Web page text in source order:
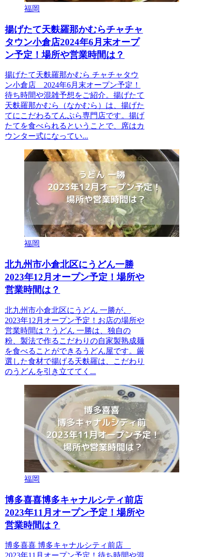
福岡
揚げたて天麩羅那かむらチャチャ
タウン小倉店2024年6月末オープ
ン予定！場所や営業時間は？
揚げたて天麩羅那かむら チャチャタウ
ン小倉店 2024年6月末オープン予定！
待ち時間や混雑予想をご紹介。揚げたて
天麩羅那かむら（なかむら）は、揚げた
てにこだわるてんぷら専門店です。揚げ
たてを食べられるということで、席はカ
ウンター式になってい...
福岡
北九州市小倉北区にうどん一勝
2023年12月オープン予定！場所や
営業時間は？
北九州市小倉北区にうどん 一勝が、
2023年12月オープン予定！お店の場所や
営業時間は？うどん 一勝は、独自の
粉、製法で作るこだわりの自家製熟成麺
を食べることができるうどん屋です。厳
選した食材で揚げる天麩羅は、こだわり
のうどんを引き立ててく...
福岡
博多喜喜博多キャナルシティ前店
2023年11月オープン予定！場所や
営業時間は？
博多喜喜 博多キャナルシティ前店